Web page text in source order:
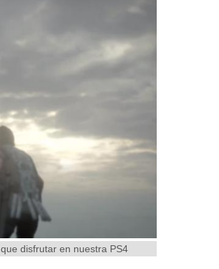
disfrutar en nuestra PS4